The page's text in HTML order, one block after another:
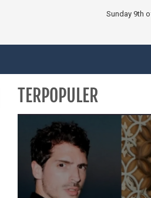
Sunday 9th
TERPOPULER